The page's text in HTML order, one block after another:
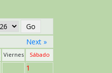
Next »
Viernes Sábado
1